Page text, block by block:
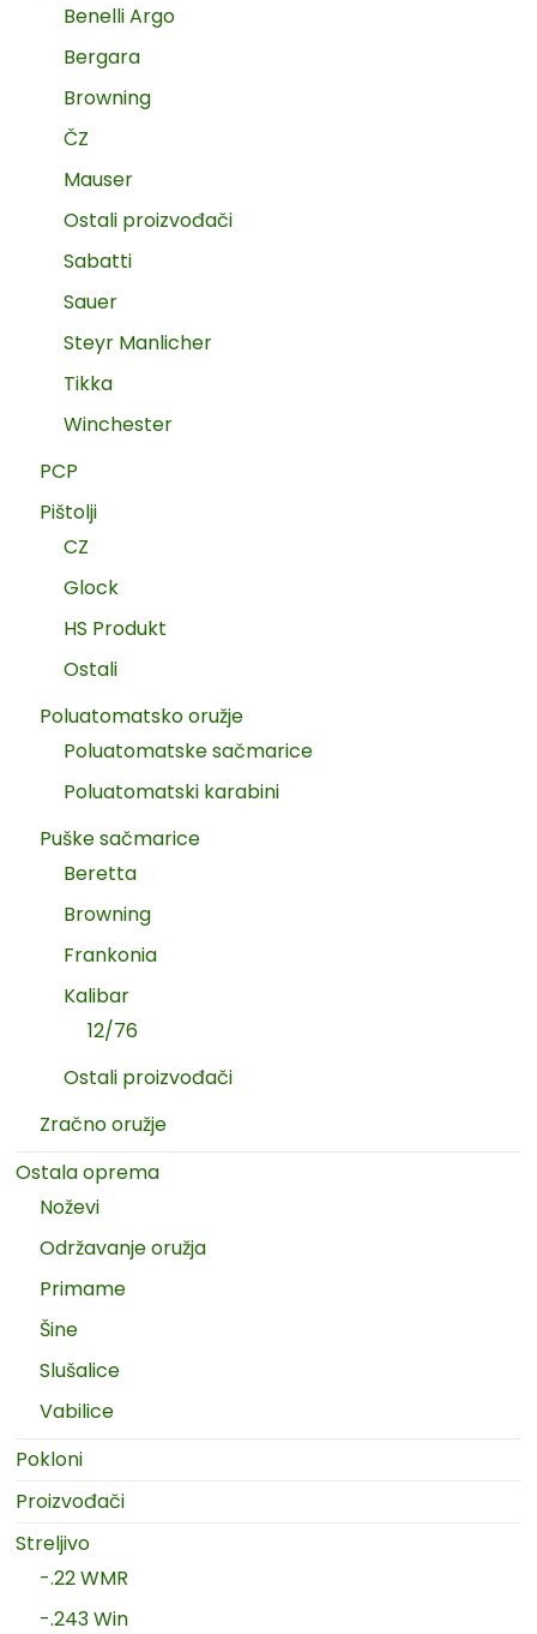
Benelli Argo
Bergara
Browning
ČZ
Mauser
Ostali proizvođači
Sabatti
Sauer
Steyr Manlicher
Tikka
Winchester
PCP
Pištolji
CZ
Glock
HS Produkt
Ostali
Poluatomatsko oružje
Poluatomatske sačmarice
Poluatomatski karabini
Puške sačmarice
Beretta
Browning
Frankonia
Kalibar
12/76
Ostali proizvođači
Zračno oružje
Ostala oprema
Noževi
Održavanje oružja
Primame
Šine
Slušalice
Vabilice
Pokloni
Proizvođači
Streljivo
-.22 WMR
-.243 Win